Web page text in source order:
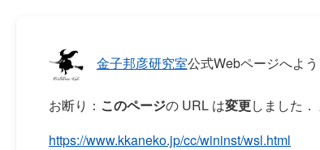
金子邦彦研究室公式Webページへよう
お断り： このページの URL は変更しました
https://www.kkaneko.jp/cc/wininst/wsl.html